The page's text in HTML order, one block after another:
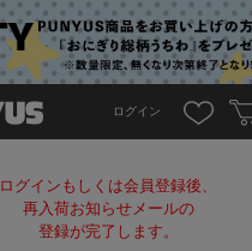
ログイン
ログインもしくは会員登録後、
再入荷お知らせメールの
登録が完了します。